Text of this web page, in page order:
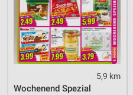
5,9 km
Wochenend Spezial